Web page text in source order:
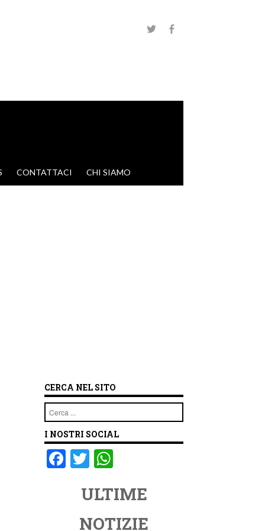
CONTATTACI CHI SIAMO
CERCA NEL SITO
Cerca
I NOSTRI SOCIAL
F T
tt
er
at
s
ULTIME
NOTIZIE